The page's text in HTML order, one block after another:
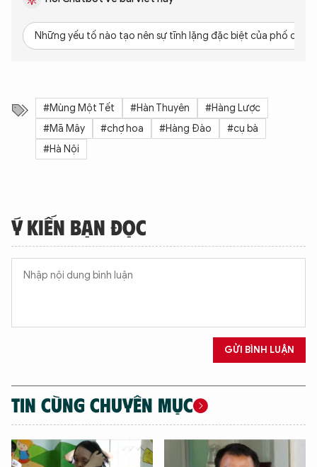
Những yếu tố nào tạo nên sự tĩnh lặng đặc biệt của phố cổ
#Mùng Một Tết #Hàn Thuyên
#Hàng Lược
#Mã Mây
#chợ hoa #Hàng Đào
#cụ bà
#Hà Nội
Ý KIẾN BẠN ĐỌC
GỬI BÌNH LUẬN
TIN CÙNG CHUYÊN MỤC